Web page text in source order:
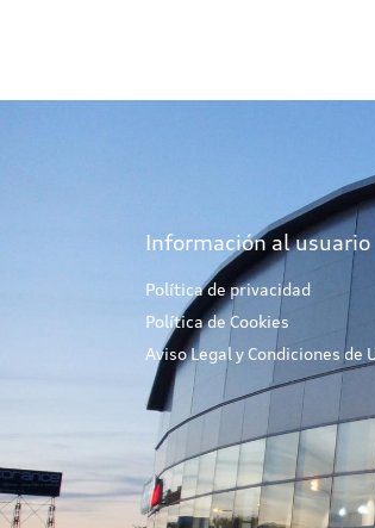
Información al usuario
Política de privacidad
Política de Cookies
Aviso Legal y Condiciones de